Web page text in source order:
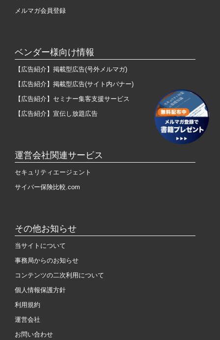
メルマガ会員登録
ベンダー様向け情報
【広告紹介】掲載型広告(号外メルマガ)
【広告紹介】掲載型広告(サイト内バナー)
【広告紹介】セミナー集客支援サービス
【広告紹介】宣伝し放題広告
運営会社関連サービス
セキュリティエージェント
サイバー保険比較.com
その他お知らせ
当サイトについて
事務局からのお知らせ
コンテンツの二次利用について
個人情報保護方針
利用規約
運営会社
お問い合わせ